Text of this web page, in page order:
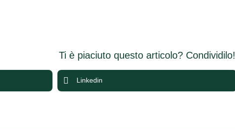
Ti è piaciuto questo articolo? Condividilo!
Linkedin